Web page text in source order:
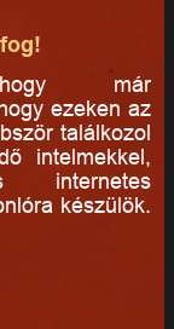
már
ezeken az
találkozol
intelmekkel,
internetes
készülök.